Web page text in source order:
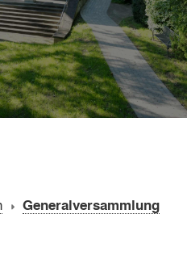
Generalversammlung